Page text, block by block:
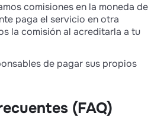
comisiones en la moneda de
paga el servicio en otra
la comisión al acreditarla a tu
de pagar sus propios
(FAQ)